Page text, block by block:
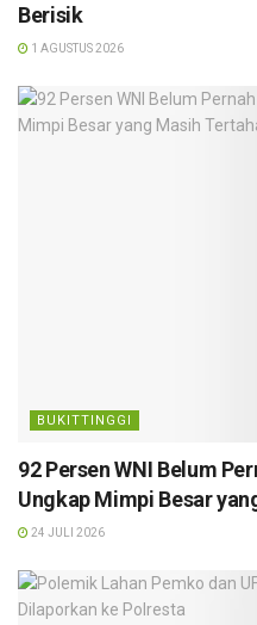
Berisik
1 AGUSTUS 2026
BUKITTINGGI
92 Persen WNI Belum
Ungkap Mimpi Besar
24 JULI 2026